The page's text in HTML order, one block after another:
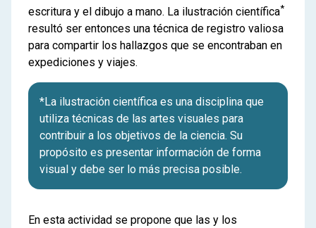
escritura y el dibujo a mano. La ilustración científica*
resultó ser entonces una técnica de registro valiosa
para compartir los hallazgos que se encontraban en
expediciones y viajes.
*La ilustración científica es una disciplina que
utiliza técnicas de las artes visuales para
contribuir a los objetivos de la ciencia. Su
propósito es presentar información de forma
visual y debe ser lo más precisa posible.
En esta actividad se propone que las y los